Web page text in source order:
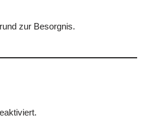
zur Besorgnis.